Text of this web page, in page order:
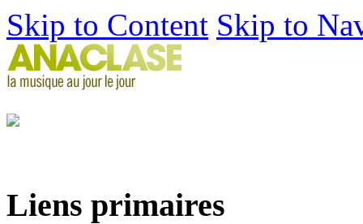
Skip to Content Skip to
Liens primaires